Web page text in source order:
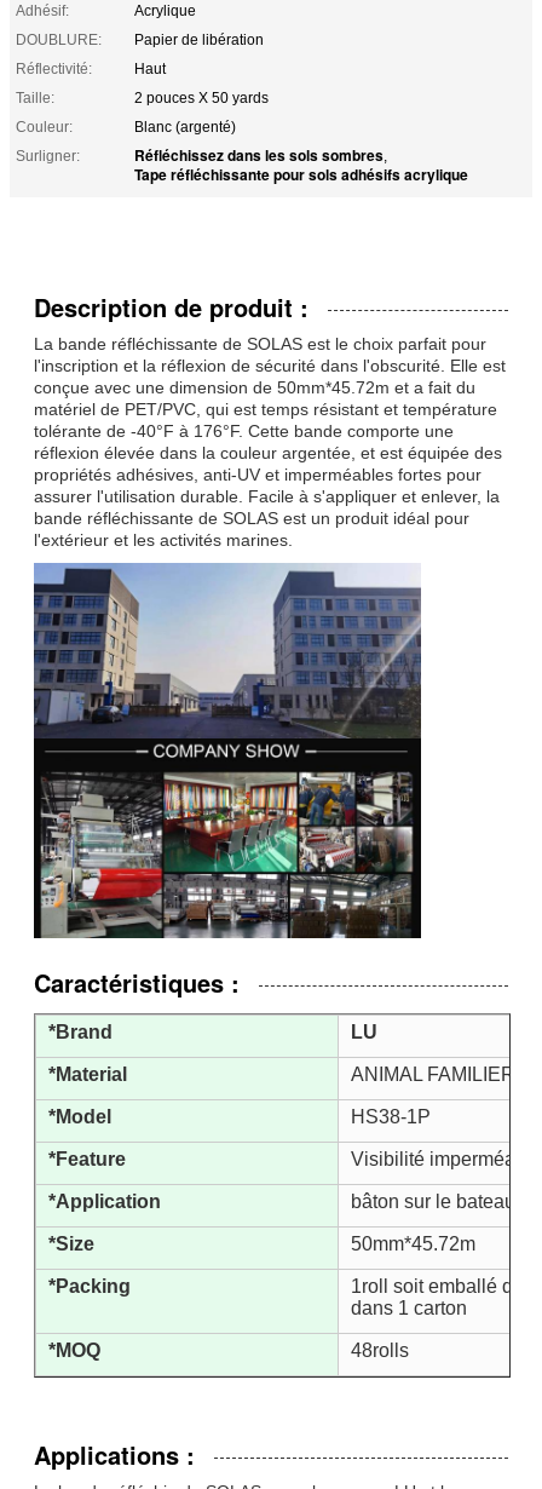
Adhésif:
Acrylique
DOUBLURE:
Papier de libération
Réflectivité:
Haut
Taille:
2 pouces X 50 yards
Couleur:
Blanc (argenté)
Surligner:
Réfléchissez dans les sols sombres,
Tape réfléchissante pour sols adhésifs acrylique
Description de produit :
La bande réfléchissante de SOLAS est le choix parfait pour
l'inscription et la réflexion de sécurité dans l'obscurité. Elle est
conçue avec une dimension de 50mm*45.72m et a fait du
matériel de PET/PVC, qui est temps résistant et température
tolérante de -40°F à 176°F. Cette bande comporte une
réflexion élevée dans la couleur argentée, et est équipée des
propriétés adhésives, anti-UV et imperméables fortes pour
assurer l'utilisation durable. Facile à s'appliquer et enlever, la
bande réfléchissante de SOLAS est un produit idéal pour
l'extérieur et les activités marines.
Caractéristiques :
*Brand LU
*Material ANIMAL FAMILIER/
*Model HS38-1P
*Feature Visibilité
*Application bâton sur le bateau,
*Size 50mm*45.72m
*Packing
1roll soit emballé
dans 1 carton
*MOQ 48rolls
Applications :